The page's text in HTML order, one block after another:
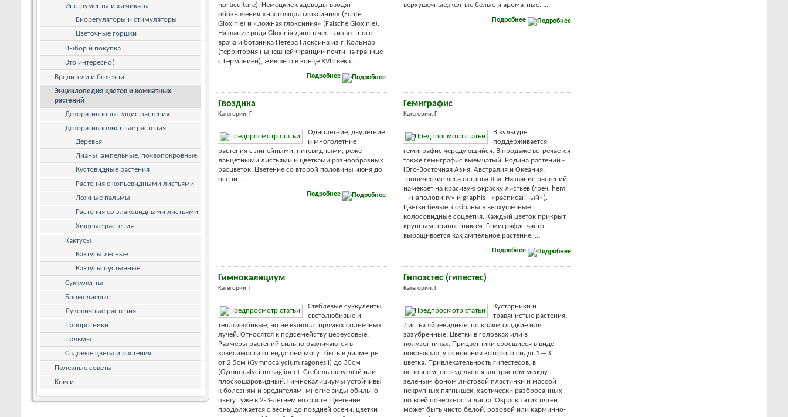
horticulture). Немецкие садоводы вводят
обозначения «настоящая глоксиния» (Echte
Gloxinie) и «ложная глоксиния» (Falsche Gloxinie).
Название рода Gloxinia дано в честь известного
врача и ботаника Петера Глоксина из г. Кольмар
(территория нынешней Франции почти на границе
с Германией), жившего в конце XVIII века. ...
Подробнее
верхушечные,желтые,белые и ароматные. ...
Подробнее
Гвоздика
Категории: Г
Однолетние, двулетние
и многолетние
растения с линейными, нитевидными, реже
ланцетными листьями и цветками разнообразных
расцветок. Цветение со второй половины июня до
осени. ...
Подробнее
Гемиграфис
Категории: Г
В культуре
поддерживается
гемиграфис чередующийся. В продаже встречается
также гемиграфис выемчатый. Родина растений -
Юго-Восточная Азия, Австралия и Океания,
тропические леса острова Ява. Название растений
намекает на красивую окраску листьев (греч. hemi
- «наполовину» и graphis - «расписанный»).
Цветки белые, собраны в верхушечные
колосовидные соцветия. Каждый цветок прикрыт
крупным прицветником. Гемиграфис часто
выращивается как ампельное растение. ...
Подробнее
Гимнокалициум
Категории: Г
Стеблевые суккуленты
светолюбивые и
теплолюбивые, но не выносят прямых солнечных
лучей. Относятся к подсемейству цереусовые.
Размеры растений сильно различаются в
зависимости от вида: они могут быть в диаметре
от 2,5см (Gymnocalycium ragonesii) до 30см
(Gymnocalycium saglione). Стебель округлый или
плоскошаровидный. Гимнокалициумы устойчивы
к болезням и вредителям, многие виды обильно
цветут уже в 2-3-летнем возрасте. Цветение
продолжается с весны до поздней осени, цветки
Гипоэстес (гипестес)
Категории: Г
Кустарники и
травянистые растения.
Листья яйцевидные, по краям гладкие или
зазубренные. Цветки в головках или в
полузонтиках. Прицветники сросшиеся в виде
покрывала, у основания которого сидят 1—3
цветка. Привлекательность гипестесов, в
основном, определяется контрастом между
зеленым фоном листовой пластинки и массой
некрупных пятнышек, хаотически разбросанных
по всей поверхности листа. Окраска этих пятен
может быть чисто белой, розовой или карминно-
Инструменты и химикаты
Биорегуляторы и стимуляторы
Цветочные горшки
Выбор и покупка
Это интересно!
Вредители и болезни
Энциклопедия цветов и комнатных
растений
Декоративноцветущие растения
Декоративнолистные растения
Деревья
Лианы, ампельные, почвопокровные
Кустовидные растения
Растения с копьевидными листьями
Ложные пальмы
Растения со злаковидными листьями
Хищные растения
Кактусы
Кактусы лесные
Кактусы пустынные
Суккуленты
Бромелиевые
Луковичные растения
Папоротники
Пальмы
Садовые цветы и растения
Полезные советы
Книги